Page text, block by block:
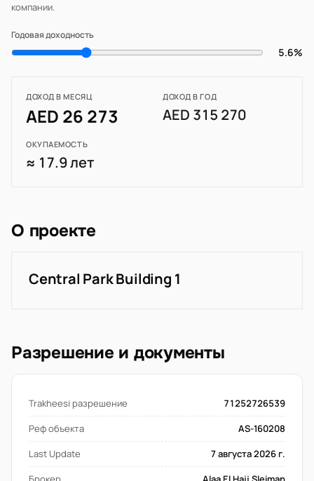
компании.
Годовая доходность
5.6%
ДОХОД В МЕСЯЦ
AED 26 273
ДОХОД В ГОД
AED 315 270
ОКУПАЕМОСТЬ
≈ 17.9 лет
О проекте
Central Park Building 1
Разрешение и документы
Trakheesi разрешение
71252726539
Реф объекта
AS-160208
Last Update
7 августа 2026 г.